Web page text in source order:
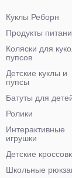
Куклы Реборн
Продукты
Коляски для
пупсов
Детские куклы и
пупсы
Батуты для
Ролики
Интерактивные
игрушки
Детские
Школьные